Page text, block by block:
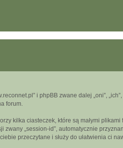
i phpBB zwane dalej „oni”,
forum.
kilka ciasteczek, które są małymi
„session-id”, automatycznie
przeczytane i służy do ułatwienia ci